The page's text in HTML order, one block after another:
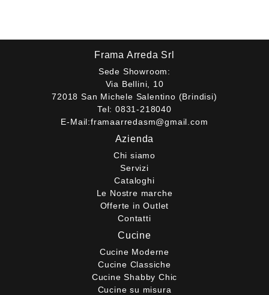
Frama Arreda Srl
Sede Showroom:
Via Bellini, 10
72018 San Michele Salentino (Brindisi)
Tel: 0831-218040
E-Mail:framaarredasm@gmail.com
Azienda
Chi siamo
Servizi
Cataloghi
Le Nostre marche
Offerte in Outlet
Contatti
Cucine
Cucine Moderne
Cucine Classiche
Cucine Shabby Chic
Cucine su misura